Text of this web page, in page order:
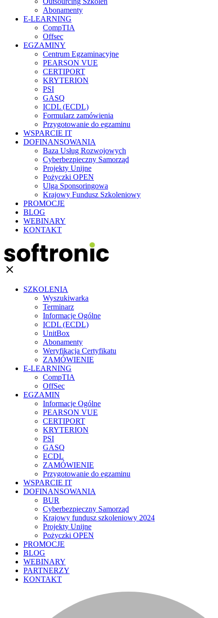
Abonamenty
E-LEARNING
CompTIA
Offsec
EGZAMINY
Centrum Egzaminacyjne
PEARSON VUE
CERTIPORT
KRYTERION
PSI
GASQ
ICDL (ECDL)
Formularz zamówienia
Przygotowanie do egzaminu
WSPARCIE IT
DOFINANSOWANIA
Baza Usług Rozwojowych
Cyberbezpieczny Samorząd
Projekty Unijne
Pożyczki OPEN
Ulga Sponsoringowa
Krajowy Fundusz Szkoleniowy
PROMOCJE
BLOG
WEBINARY
KONTAKT
clear
SZKOLENIA
Wyszukiwarka
Terminarz
Informacje Ogólne
ICDL (ECDL)
UnitBox
Abonamenty
Weryfikacja Certyfikatu
ZAMÓWIENIE
E-LEARNING
CompTIA
OffSec
EGZAMIN
Informacje Ogólne
PEARSON VUE
CERTIPORT
KRYTERION
PSI
GASQ
ECDL
ZAMÓWIENIE
Przygotowanie do egzaminu
WSPARCIE IT
DOFINANSOWANIA
BUR
Cyberbezpieczny Samorząd
Krajowy fundusz szkoleniowy 2024
Projekty Unijne
Pożyczki OPEN
PROMOCJE
BLOG
WEBINARY
PARTNERZY
KONTAKT